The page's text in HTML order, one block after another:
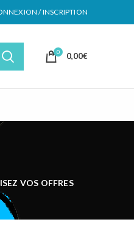
/ INSCRIPTION
0 0,00€
VOS OFFRES